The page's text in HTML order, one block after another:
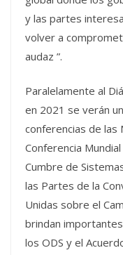
y las partes
volver a
audaz ”.
Paralelamente al
en 2021 se verán
conferencias de las
Conferencia
Cumbre de
las Partes de la
Unidas sobre el
brindan
los ODS y el